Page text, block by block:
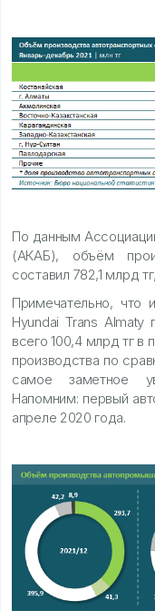
По данным
(АКАБ), объём
составил 782,1 млрд
Примечательно, что
Hyundai Trans
всего 100,4 млрд тг
производства по
самое заметное
Напомним: первый
апреле 2020 года.